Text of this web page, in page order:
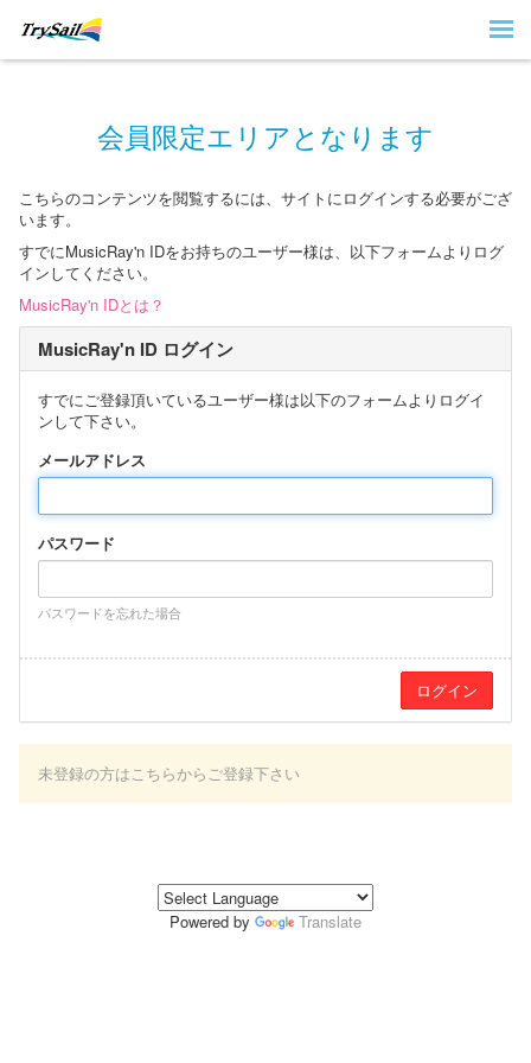
会員限定エリアとなります
こちらのコンテンツを閲覧するには、サイトにログインする必要がござ
います。
すでにMusicRay'n IDをお持ちのユーザー様は、以下フォームよりログ
インしてください。
MusicRay'n IDとは？
MusicRay'n ID ログイン
すでにご登録頂いているユーザー様は以下のフォームよりログイ
ンして下さい。
メールアドレス
パスワード
パスワードを忘れた場合
未登録の方はこちらからご登録下さい
Powered by Translate